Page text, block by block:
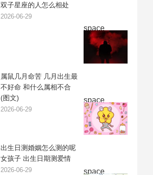
space
双子星座的人怎么相处
2026-06-29
space
属鼠几月命苦 几月出生最
不好命 和什么属相不合
(图文)
2026-06-29
space
出生日测婚姻怎么测的呢
女孩子 出生日期测爱情
2026-06-29